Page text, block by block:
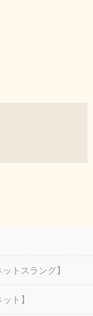
トスラング】
ト】